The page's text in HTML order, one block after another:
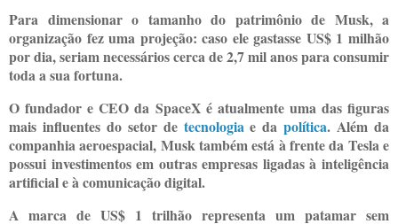
Para dimensionar o tamanho do patrimônio de Musk, a
organização fez uma projeção: caso ele gastasse US$ 1 milhão
por dia, seriam necessários cerca de 2,7 mil anos para consumir
toda a sua fortuna.
O fundador e CEO da SpaceX é atualmente uma das figuras
mais influentes do setor de tecnologiae dapolítica. Além da
companhia aeroespacial, Musk também está à frente da Tesla e
possui investimentos em outras empresas ligadas à inteligência
artificial e à comunicação digital.
A marca de US$ 1 trilhão representa um patamar sem